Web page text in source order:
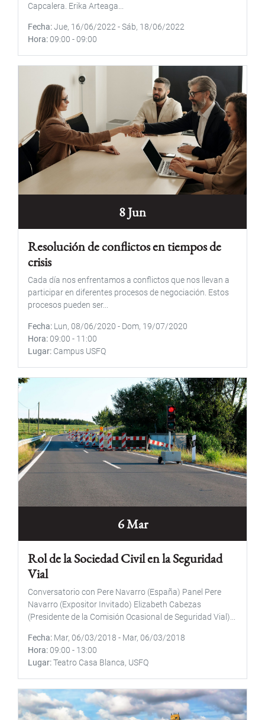
Capcalera. Erika Arteaga...
Fecha Jue, 16/06/2022-Sáb, 18/06/2022
Hora 09:00 -09:00
8 Jun
Resolución de conflictos en tiempos de
crisis
Cada día nos enfrentamos a conflictos que nos llevan a
participar en diferentes procesos de negociación. Estos
procesos pueden ser...
Fecha Lun, 08/06/2020 - Dom, 19/07/2020
Hora 09:00 - 11:00
Lugar Campus USFQ
6 Mar
Rol de la Sociedad Civil en la Seguridad
Vial
Conversatorio con Pere Navarro (España) Panel Pere
Navarro (Expositor Invitado) Elizabeth Cabezas
(Presidente de la Comisión Ocasional de Seguridad Vial)...
Fecha Mar, 06/03/2018 - Mar, 06/03/2018
Hora 09:00 - 13:00
Lugar Teatro Casa Blanca, USFQ